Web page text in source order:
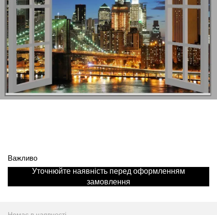
Важливо
Уточнюйте наявність перед оформленням
замовлення